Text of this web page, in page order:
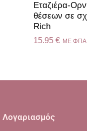
Εταζιέρα-
θέσεων σε
Rich
15.95 € ME ΦΠΑ
Λογαριασμός